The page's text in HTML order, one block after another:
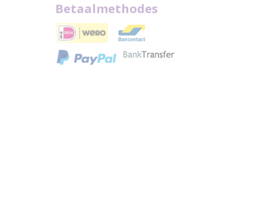
Betaalmethodes